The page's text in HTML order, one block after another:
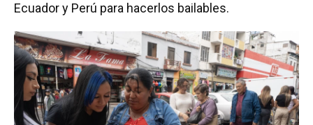
Ecuador y Perú para hacerlos bailables.